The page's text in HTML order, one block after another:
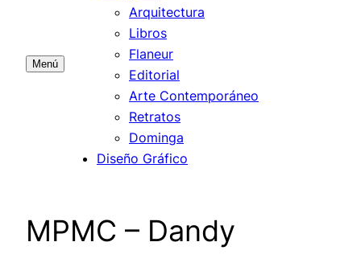
Menú
Arquitectura
Libros
Flaneur
Editorial
Arte Contemporáneo
Retratos
Dominga
Diseño Gráfico
MPMC – Dandy